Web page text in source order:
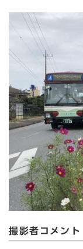
撮影者コメント